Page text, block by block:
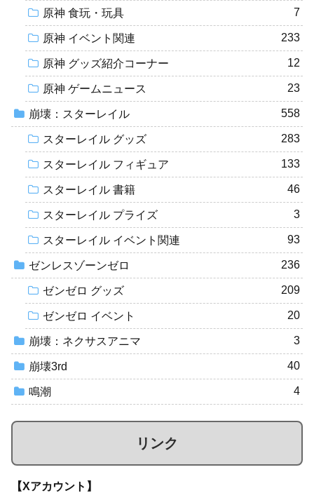
原神 食玩・玩具 7
原神 イベント関連 233
原神 グッズ紹介コーナー 12
原神 ゲームニュース 23
崩壊：スターレイル 558
スターレイル グッズ 283
スターレイル フィギュア 133
スターレイル 書籍 46
スターレイル プライズ 3
スターレイル イベント関連 93
ゼンレスゾーンゼロ 236
ゼンゼロ グッズ 209
ゼンゼロ イベント 20
崩壊：ネクサスアニマ 3
崩壊3rd 40
鳴潮 4
リンク
【Xアカウント】